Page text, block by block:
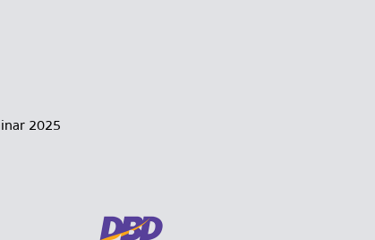
2025